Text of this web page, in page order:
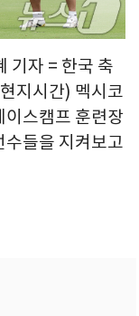
기자 = 한국 축
지시간) 멕시코
이스캠프 훈련장
수들을 지켜보고